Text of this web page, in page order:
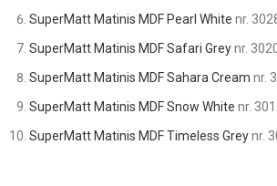
SuperMatt Matinis MDF Pearl White nr.
SuperMatt Matinis MDF Safari Greynr.
SuperMatt Matinis MDF Sahara Cream nr.
SuperMatt Matinis MDF Snow White nr.
SuperMatt Matinis MDF Timeless Greynr.